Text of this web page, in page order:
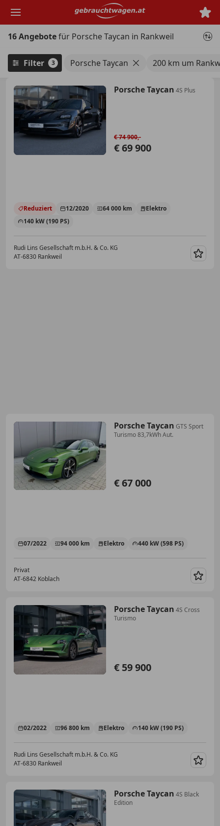
Hauptinhalt
16 Angebotefür Porsche Taycan in Rankweil
Filter 3 Porsche Taycan 200 km um
Porsche Taycan 4S Plus
€ 69 900
€ 74 900,-
Reduziert 12/2020 64 000 km
Elektro
140 kW (190 PS)
Rudi Lins Gesellschaft m.b.H. & Co. KG
AT-6830 Rankweil
Porsche Taycan GTS Sport
Turismo 83,7kWh Aut.
€ 67 000
07/2022 94 000 km Elektro 440 kW (598 PS)
Privat
AT-6842 Koblach
Porsche Taycan 4S Cross
Turismo
€ 59 900
02/2022 96 800 km Elektro 140 kW (190 PS)
Rudi Lins Gesellschaft m.b.H. & Co. KG
AT-6830 Rankweil
Porsche Taycan 4S Black
Edition